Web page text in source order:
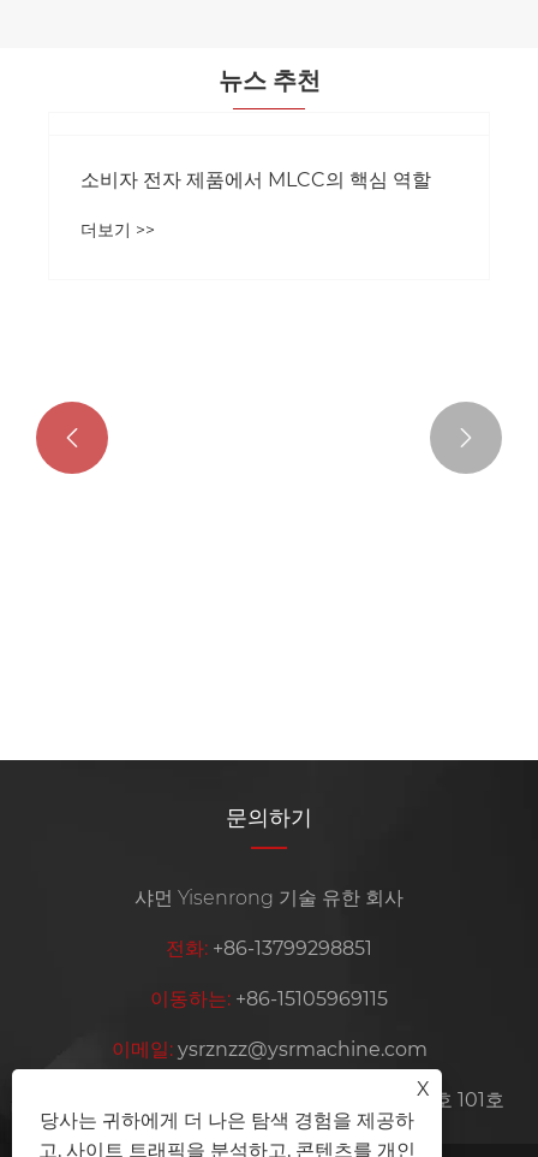
뉴스 추천
소비자 전자 제품에서 MLCC의 핵심 역할
더보기 >>
 
문의하기
샤먼 Yisenrong 기술 유한 회사
전화: +86-13799298851
이동하는: +86-15105969115
이메일: ysrznzz@ysrmachine.com
중국 푸젠성 샤먼시 하이창구 신징로 35-6호 101호
X
당사는 귀하에게 더 나은 탐색 경험을 제공하
고, 사이트 트래픽을 분석하고, 콘텐츠를 개인